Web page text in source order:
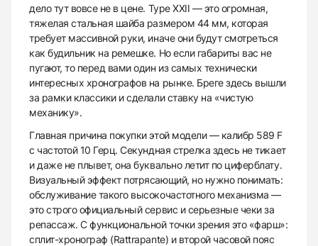
дело тут вовсе не в цене. Type XXII — это огромная,
тяжелая стальная шайба размером 44 мм, которая
требует массивной руки, иначе они будут смотреться
как будильник на ремешке. Но если габариты вас не
пугают, то перед вами один из самых технически
интересных хронографов на рынке. Бреге здесь вышли
за рамки классики и сделали ставку на «чистую
механику».
Главная причина покупки этой модели — калибр 589 F
с частотой 10 Герц. Секундная стрелка здесь не тикает
и даже не плывет, она буквально летит по циферблату.
Визуальный эффект потрясающий, но нужно понимать:
обслуживание такого высокочастотного механизма —
это строго официальный сервис и серьезные чеки за
репассаж. С функциональной точки зрения это «фарш»:
сплит-хронограф (Rattrapante) и второй часовой пояс